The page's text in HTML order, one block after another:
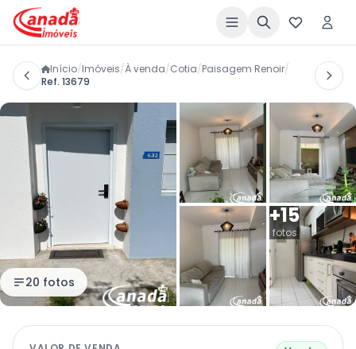
Início/Imóveis/À venda/Cotia/Paisagem Renoir/
Ref. 13679
+15
fotos
20 fotos